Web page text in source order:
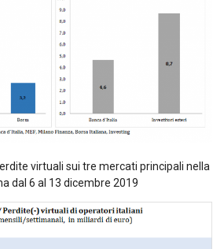
virtuali sui tre mercati principali nella
dal 6 al 13 dicembre 2019